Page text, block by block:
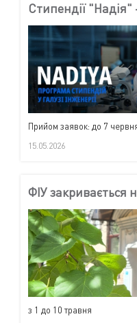
Стипендії "Надія"
Прийом заявок: до 7
15.05.2026
ФІУ закривається
з 1 до 10 травня